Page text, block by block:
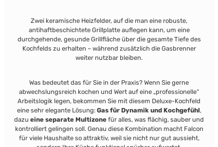
Zwei keramische Heizfelder, auf die man eine robuste,
antihaftbeschichtete Grillplatte auflegen kann, um eine
durchgehende, gesunde Grillfläche über die gesamte Tiefe des
Kochfelds zu erhalten – während zusätzlich die Gasbrenner
weiter nutzbar bleiben.
Was bedeutet das für Sie in der Praxis? Wenn Sie gerne
abwechslungsreich kochen und Wert auf eine „professionelle“
Arbeitslogik legen, bekommen Sie mit diesem Deluxe-Kochfeld
eine sehr elegante Lösung: Gas für Dynamik und Kochgefühl,
dazu eine separate Multizone für alles, was flächig, sauber und
kontrolliert gelingen soll. Genau diese Kombination macht Falcon
für viele Haushalte so attraktiv, weil sie nicht nur gut aussieht,